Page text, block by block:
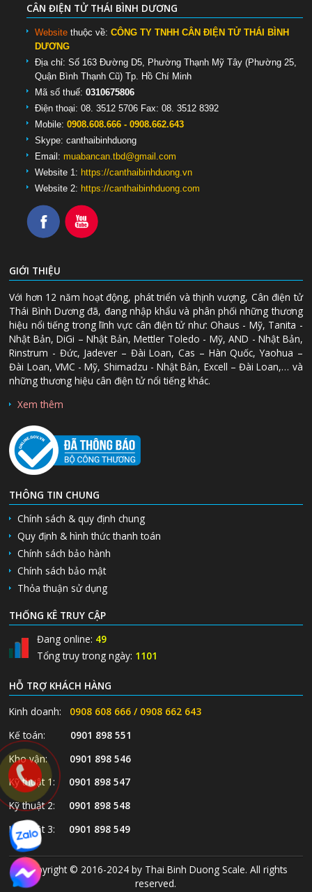
CÂN ĐIỆN TỬ THÁI BÌNH DƯƠNG
Website thuộc về:CÔNG TY TNHH CÂN ĐIỆN TỬ THÁI BÌNH
DƯƠNG
Địa chỉ: Số 163 Đường D5, Phường Thạnh Mỹ Tây (Phường 25,
Quận Bình Thạnh Cũ) Tp. Hồ Chí Minh
Mã số thuế:0310675806
Điện thoại: 08. 3512 5706 Fax: 08. 3512 8392
Mobile: 0908.608.666 - 0908.662.643
Skype:canthaibinhduong
Email:muabancan.tbd@gmail.com
Website 1: https://canthaibinhduong.vn
Website 2: https://canthaibinhduong.com
GIỚI THIỆU
Với hơn 12 năm hoạt động, phát triển và thịnh vượng, Cân điện tử
Thái Bình Dương đã, đang nhập khẩu và phân phối những thương
hiệu nổi tiếng trong lĩnh vực cân điện tử như: Ohaus - Mỹ, Tanita -
Nhật Bản, DiGi – Nhật Bản, Mettler Toledo - Mỹ, AND - Nhật Bản,
Rinstrum - Đức, Jadever – Đài Loan, Cas – Hàn Quốc, Yaohua –
Đài Loan, VMC - Mỹ, Shimadzu - Nhật Bản, Excell – Đài Loan,… và
những thương hiệu cân điện tử nổi tiếng khác.
Xem thêm
THÔNG TIN CHUNG
Chính sách & quy định chung
Quy định & hình thức thanh toán
Chính sách bảo hành
Chính sách bảo mật
Thỏa thuận sử dụng
THỐNG KÊ TRUY CẬP
Đang online: 49
Tổng truy trong ngày: 1101
HỖ TRỢ KHÁCH HÀNG
Kinh doanh:
0908 608 666 / 0908 662 643
Kế toán: 0901 898 551
Kho vận: 0901 898 546
Kỹ thuật 1: 0901 898 547
Kỹ thuật 2: 0901 898 548
Kỹ thuật 3: 0901 898 549
Copyright © 2016-2024 by Thai Binh Duong Scale. All rights
reserved.